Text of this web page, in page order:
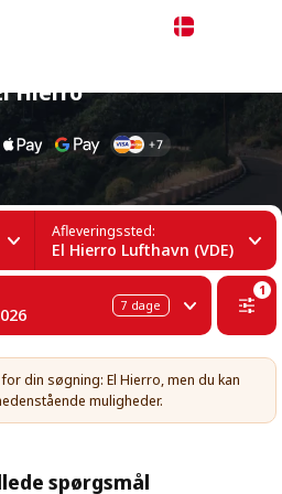
Hierro
Afleveringssted:
El Hierro Lufthavn (VDE)
7 dage
1
din søgning: El Hierro, men du kan
muligheder.
spørgsmål